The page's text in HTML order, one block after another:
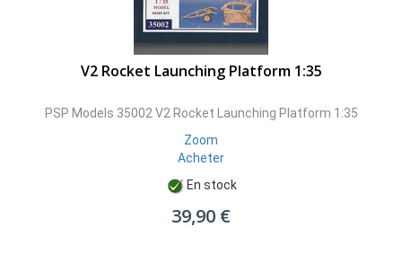
V2 Rocket Launching Platform 1:35
PSP Models 35002 V2 Rocket Launching Platform 1:35
Zoom
Acheter
En stock
39,90 €